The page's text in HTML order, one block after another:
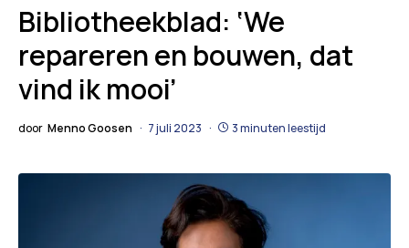
Bibliotheekblad: ‘We
repareren en bouwen, dat
vind ik mooi’
door Menno Goosen 7 juli 2023 3 minuten leestijd